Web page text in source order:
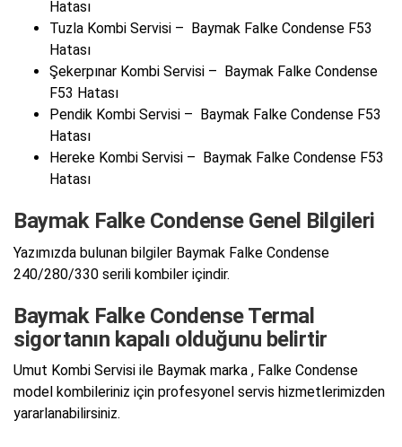
Hatası
Tuzla Kombi Servisi – Baymak Falke Condense F53
Hatası
Şekerpınar Kombi Servisi – Baymak Falke Condense
F53 Hatası
Pendik Kombi Servisi – Baymak Falke Condense F53
Hatası
Hereke Kombi Servisi – Baymak Falke Condense F53
Hatası
Baymak Falke Condense Genel Bilgileri
Yazımızda bulunan bilgiler Baymak Falke Condense
240/280/330 serili kombiler içindir.
Baymak Falke Condense Termal
sigortanın kapalı olduğunu belirtir
Umut Kombi Servisi ile Baymak marka , Falke Condense
model kombileriniz için profesyonel servis hizmetlerimizden
yararlanabilirsiniz.